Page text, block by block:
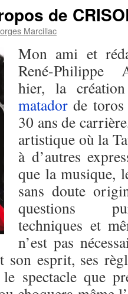
de
Marcillac
Mon ami et
René-Philippe
hier, la
matador de
30 ans de
artistique où la
à d’autres
que la musique,
sans doute
questions
techniques et
n’est pas
son esprit, ses
spectacle que